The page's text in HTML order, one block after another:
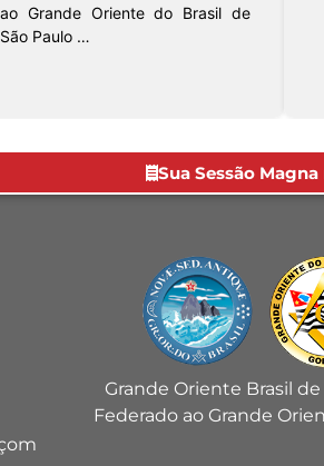
do Grande Oriente
sediada em …
Sua Sessão Magna
Grande Oriente Brasil de
Federado ao Grande